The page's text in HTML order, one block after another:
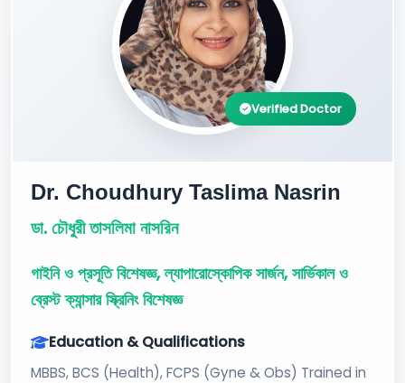
Verified Doctor
Dr. Choudhury Taslima Nasrin
ডা. চৌধুরী তাসলিমা নাসরিন
গাইনি ও প্রসূতি বিশেষজ্ঞ, ল্যাপারোস্কোপিক সার্জন, সার্ভিকাল ও
ব্রেস্ট ক্যান্সার স্ক্রিনিং বিশেষজ্ঞ
Education & Qualifications
MBBS, BCS (Health), FCPS (Gyne & Obs) Trained in